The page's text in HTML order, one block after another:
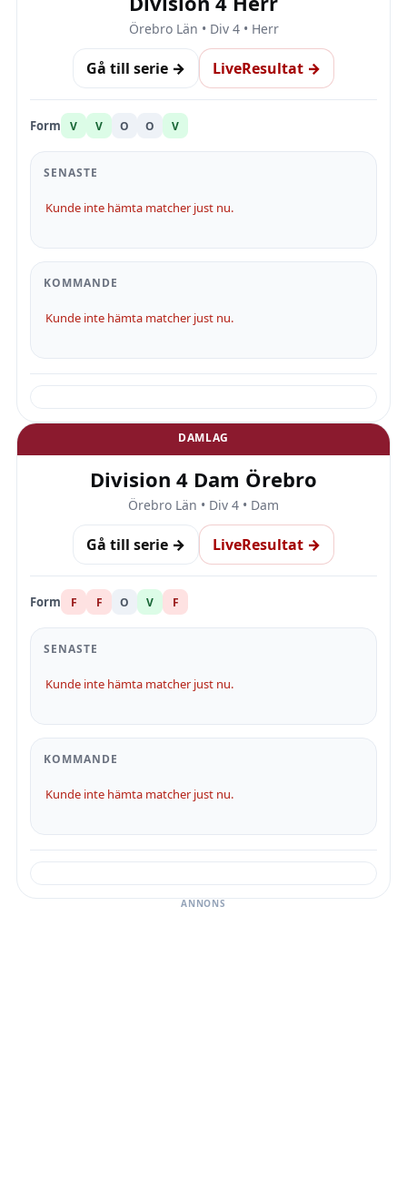
Örebro Län • Div 4 • Herr
Gå till serie → LiveResultat →
Form V V O O V
SENASTE
Kunde inte hämta matcher just nu.
KOMMANDE
Kunde inte hämta matcher just nu.
DAMLAG
Division 4 Dam Örebro
Örebro Län • Div 4 • Dam
Gå till serie → LiveResultat →
Form F F O V F
SENASTE
Kunde inte hämta matcher just nu.
KOMMANDE
Kunde inte hämta matcher just nu.
ANNONS